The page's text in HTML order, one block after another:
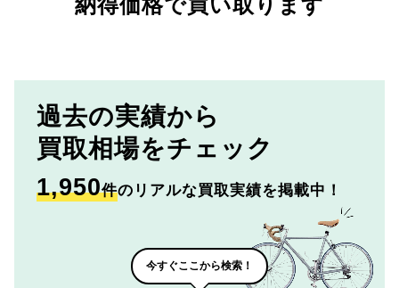
過去の実績から
買取相場をチェック
1,950件のリアルな買取実績を掲載中！
今すぐここから検索！